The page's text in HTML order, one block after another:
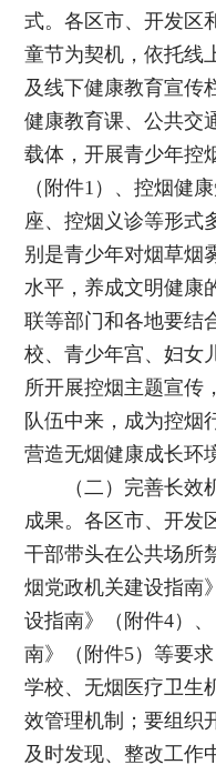
式。各区市、开发区
童节为契机，依托线
及线下健康教育宣传
健康教育课、公共交
载体，开展青少年控
（附件1）、控烟健
座、控烟义诊等形式
别是青少年对烟草烟
水平，养成文明健康
联等部门和各地要结
校、青少年宫、妇女
所开展控烟主题宣传
队伍中来，成为控烟
营造无烟健康成长环
（二）完善长
成果。各区市、开发
干部带头在公共场所
烟党政机关建设指南
设指南》（附件4）
南》（附件5）等要
学校、无烟医疗卫生
效管理机制；要组织
及时发现、整改工作